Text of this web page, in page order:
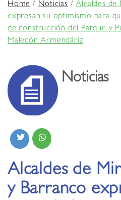
Home/Noticias /Alcaldes de
expresan su optimismo para
de construcción del Parque y
Malecón Armendáriz
Noticias
Alcaldes de
y Barranco